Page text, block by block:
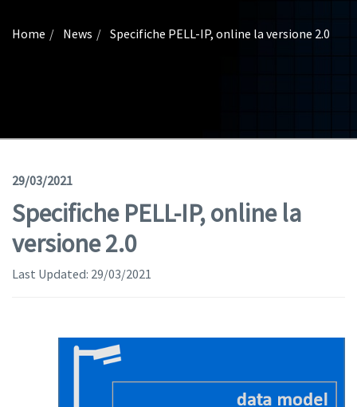
Advanced search
News
Geoviewer
Tools
Help(apre in una nuova finestra)
Home News Specifiche PELL-IP, online la versione 2.0
29/03/2021
Specifiche PELL-IP, online la
versione 2.0
Last Updated: 29/03/2021